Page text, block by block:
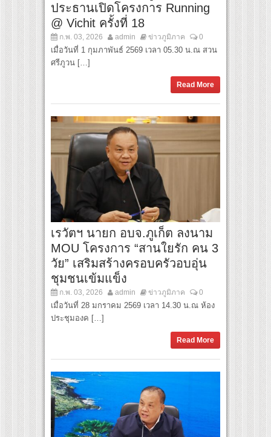
ประธานเปิดโครงการ Running
@ Vichit ครั้งที่ 18
ก.พ. 03, 2026 admin ข่าวภูมิภาค 0
เมื่อวันที่ 1 กุมภาพันธ์ 2569 เวลา 05.30 น.ณ สวน
ศรีภูวน […]
Read More
เรวัตฯ นายก อบจ.ภูเก็ต ลงนาม
MOU โครงการ “สานใยรัก คน 3
วัย” เสริมสร้างครอบครัวอบอุ่น
ชุมชนเข้มแข็ง
ก.พ. 03, 2026 admin ข่าวภูมิภาค 0
เมื่อวันที่ 28 มกราคม 2569 เวลา 14.30 น.ณ ห้อง
ประชุมองค […]
Read More